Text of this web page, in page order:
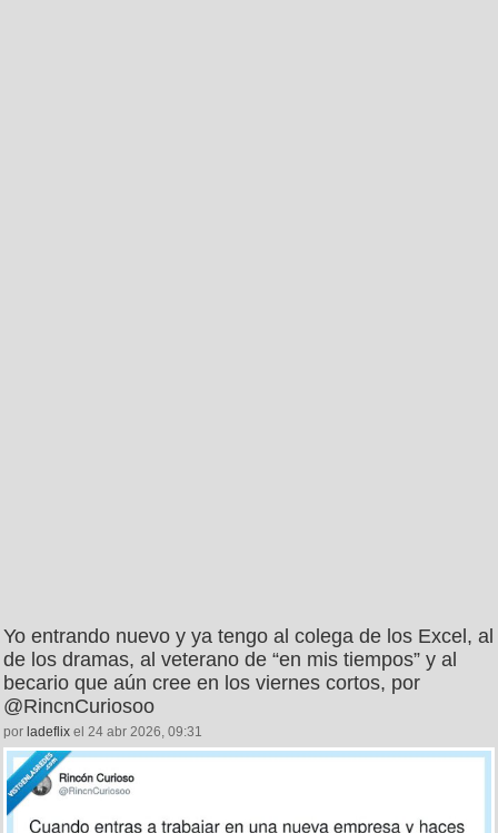
Yo entrando nuevo y ya tengo al colega de los Excel, al
de los dramas, al veterano de “en mis tiempos” y al
becario que aún cree en los viernes cortos, por
@RincnCuriosoo
por ladeflix el 24 abr 2026, 09:31